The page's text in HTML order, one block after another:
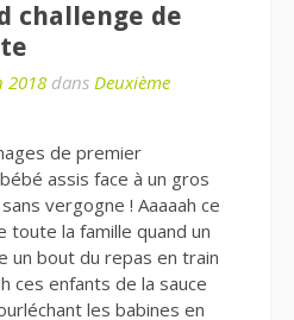
challenge de
2018 dans Deuxième
de premier
assis face à un gros
vergogne ! Aaaaah ce
toute la famille quand un
un bout du repas en train
ces enfants de la sauce
les babines en